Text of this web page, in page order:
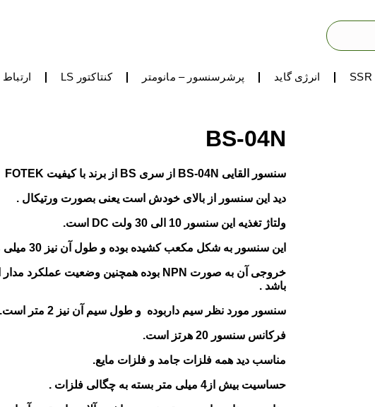
انرژی گاید پرشرسنسور – مانومتر کنتاکتور LS ارتباط
BS-04N
سنسور القایی BS-04N از سری BS از برند با کیفیت FOTEK تایوان می­ باشد.
دید این سنسور از بالای خودش است یعنی بصورت ورتیکال .
ولتاژ تغذیه این سنسور 10 الی 30 ولت DC است.
این سنسور به شکل مکعب کشیده بوده و طول آن نیز 30 میلی متر می باشد.
باشد .
سنسور مورد نظر سیم داربوده و طول سیم آن نیز 2 متر است.
فرکانس سنسور 20 هرتز است.
مناسب دید همه فلزات جامد و فلزات مایع.
حساسیت بیش از4 میلی متر بسته به چگالی فلزات .